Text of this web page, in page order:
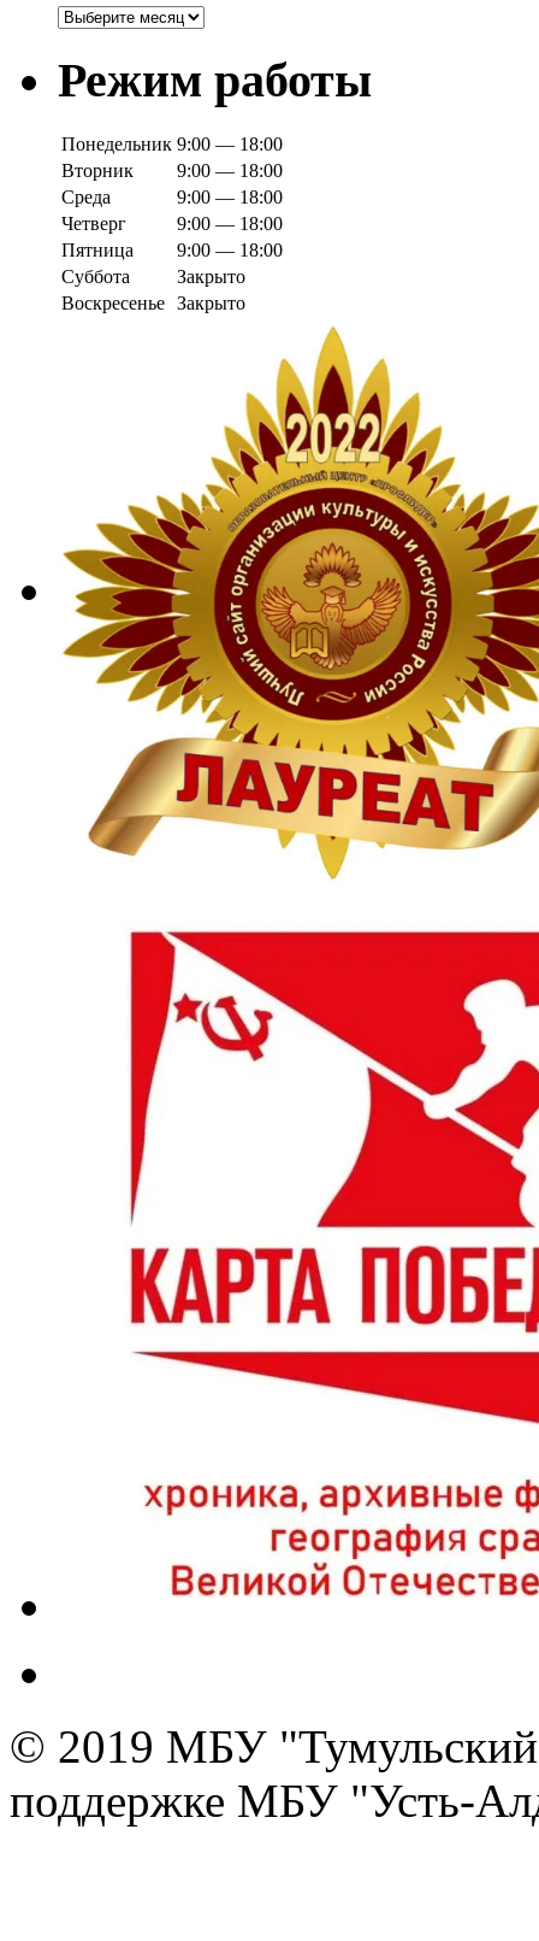
Архивы
Режим работы
Понедельник 9:00 — 18:00
Вторник
9:00 — 18:00
Среда
9:00 — 18:00
Четверг
9:00 — 18:00
Пятница
9:00 — 18:00
Суббота
Закрыто
Воскресенье Закрыто
© 2019 МБУ "Тумульский
поддержке МБУ "Усть-